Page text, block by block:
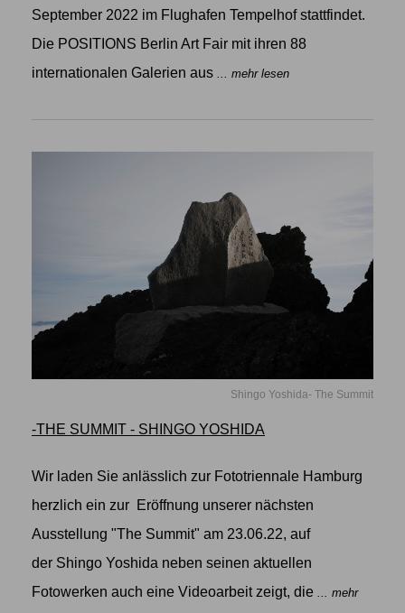
September 2022 im Flughafen Tempelhof stattfindet.
Die POSITIONS Berlin Art Fair mit ihren 88
internationalen Galerien aus ... mehr lesen
Shingo Yoshida- The Summit
-THE SUMMIT - SHINGO YOSHIDA
Wir laden Sie anlässlich zur Fototriennale Hamburg
herzlich ein zur Eröffnung unserer nächsten
Ausstellung "The Summit" am 23.06.22, auf
der Shingo Yoshida neben seinen aktuellen
Fotowerken auch eine Videoarbeit zeigt, die
... mehr